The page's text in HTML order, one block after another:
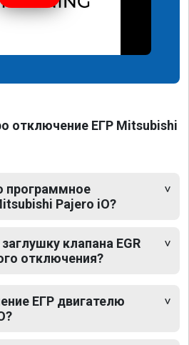
отключение ЕГР Mitsubishi
программное
Pajero iO?
клапана EGR
отключения?
ЕГР двигателю